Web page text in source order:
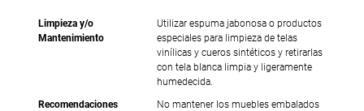
Limpieza y/o
Mantenimiento
Utilizar espuma jabonosa o productos
especiales para limpieza de telas
vinílicas y cueros sintéticos y retirarlas
con tela blanca limpia y ligeramente
humedecida.
Recomendaciones
No mantener los muebles embalados